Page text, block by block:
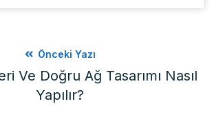
Önceki Yazı
Ve Doğru Ağ Tasarımı Nasıl
Yapılır?